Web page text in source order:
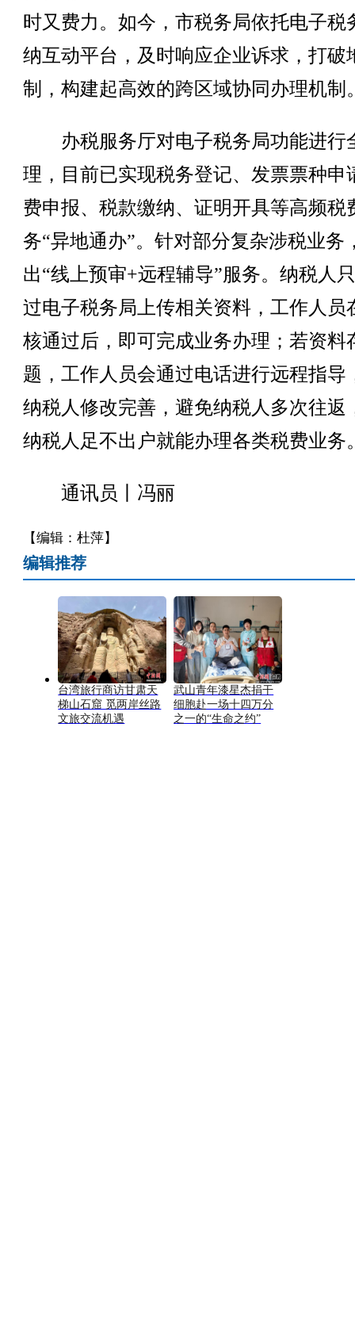
时又费力。如今，市税务局依托电子税
纳互动平台，及时响应企业诉求，打破
制，构建起高效的跨区域协同办理机制
办税服务厅对电子税务局功能进行
理，目前已实现税务登记、发票票种申
费申报、税款缴纳、证明开具等高频税
务“异地通办”。针对部分复杂涉税业务
出“线上预审+远程辅导”服务。纳税人
过电子税务局上传相关资料，工作人员
核通过后，即可完成业务办理；若资料
题，工作人员会通过电话进行远程指导
纳税人修改完善，避免纳税人多次往返
纳税人足不出户就能办理各类税费业务
通讯员丨冯丽
【编辑：杜萍】
编辑推荐
台湾旅行商访甘肃天
梯山石窟 觅两岸丝路
文旅交流机遇
武山青年漆星杰捐干
细胞赴一场十四万分
之一的“生命之约”